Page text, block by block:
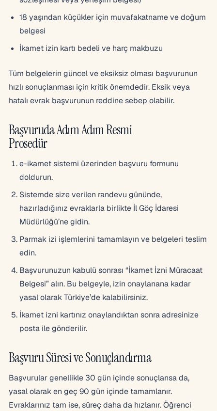
18 yaşından küçükler için muvafakatname ve doğum
belgesi
İkamet izin kartı bedeli ve harç makbuzu
Tüm belgelerin güncel ve eksiksiz olması başvurunun
hızlı sonuçlanması için kritik önemdedir. Eksik veya
hatalı evrak başvurunun reddine sebep olabilir.
Başvuruda Adım Adım Resmi
Prosedür
e-ikamet sistemi üzerinden başvuru formunu
doldurun.
Sistemde size verilen randevu gününde,
hazırladığınız evraklarla birlikte İl Göç İdaresi
Müdürlüğü’ne gidin.
Parmak izi işlemlerini tamamlayın ve belgeleri teslim
edin.
Başvurunuzun kabulü sonrası “İkamet İzni Müracaat
Belgesi” alın. Bu belgeyle, izin onaylanana kadar
yasal olarak Türkiye’de kalabilirsiniz.
İkamet izni kartınız onaylandıktan sonra adresinize
posta ile gönderilir.
Başvuru Süresi ve Sonuçlandırma
Başvurular genellikle 30 gün içinde sonuçlansa da,
yasal olarak en geç 90 gün içinde tamamlanır.
Evraklarınız tam ise, süreç daha da hızlanır. Öğrenci